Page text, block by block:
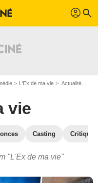
profil search
L'Ex de ma vie Actualités L'Ex de ma vie
vie
Casting
"L'Ex de ma vie"